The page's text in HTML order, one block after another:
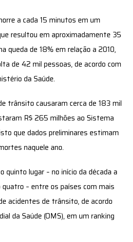
a cada 15 minutos em um
resultou em aproximadamente 35
queda de 18% em relação a 2010,
de 42 mil pessoas, de acordo com
da Saúde.
trânsito causaram cerca de 183 mil
R$ 265 milhões ao Sistema
que dados preliminares estimam
naquele ano.
quinto lugar – no início da década a
– entre os países com mais
acidentes de trânsito, de acordo
da Saúde (OMS), em um ranking